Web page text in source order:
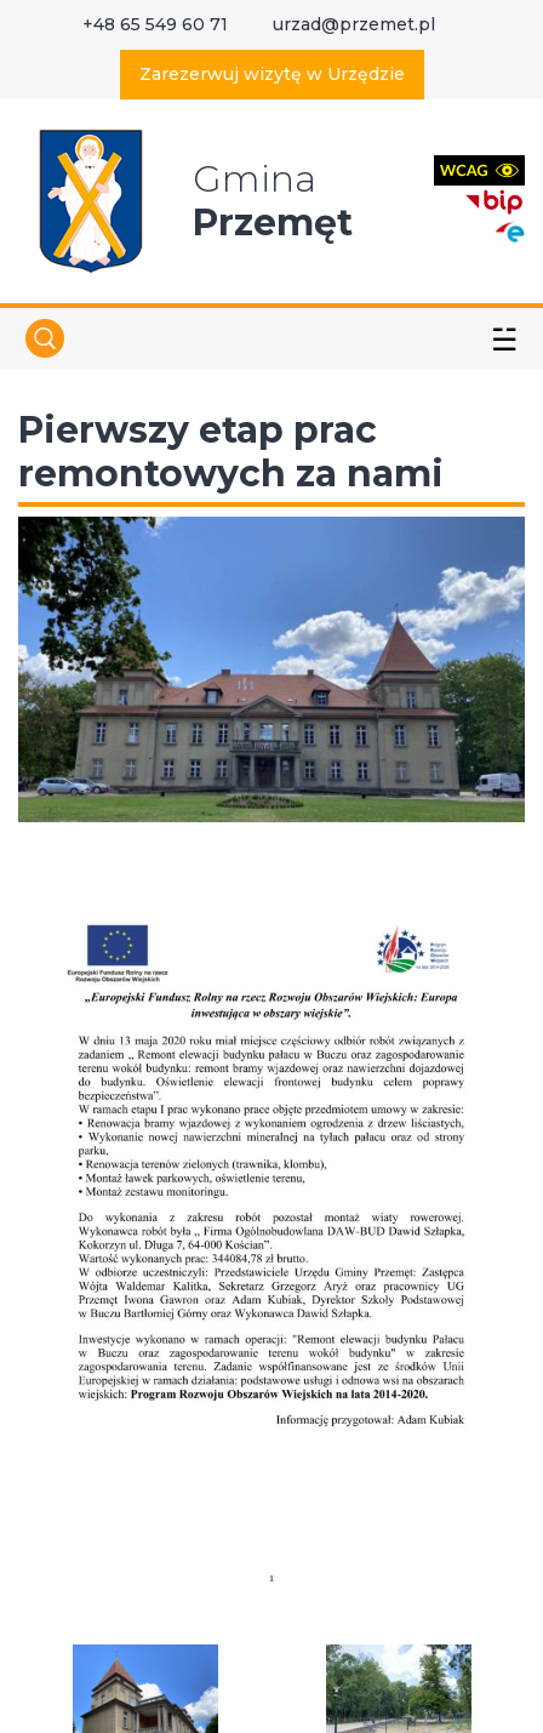
+48 65 549 60 71 urzad@przemet.pl
Zarezerwuj wizytę w Urzędzie
Gmina
Przemęt
☱
Pierwszy etap prac
remontowych za nami
Wyszukaj w serwisie